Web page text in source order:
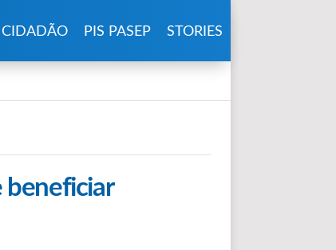
PIS PASEP STORIES
beneficiar